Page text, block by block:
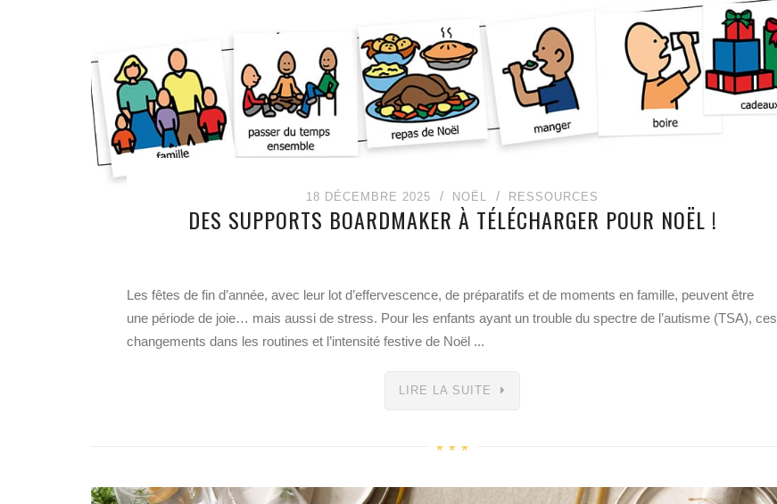
18 DÉCEMBRE 2025 NOËL RESSOURCES
DES SUPPORTS BOARDMAKER À TÉLÉCHARGER POUR NOËL !
Les fêtes de fin d’année, avec leur lot d’effervescence, de préparatifs et de moments en famille, peuvent être
une période de joie… mais aussi de stress. Pour les enfants ayant un trouble du spectre de l’autisme (TSA), ces
changements dans les routines et l’intensité festive de Noël ...
LIRE LA SUITE